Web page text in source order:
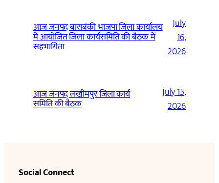
आज जनपद बाराबंकी भाजपा जिला कार्यालय
में आयोजित जिला कार्यसमिति की बैठक में
सहभागिता
July
16,
2026
आज जनपद लखीमपुर जिला कार्य
समिति की बैठक
July 15,
2026
Social Connect